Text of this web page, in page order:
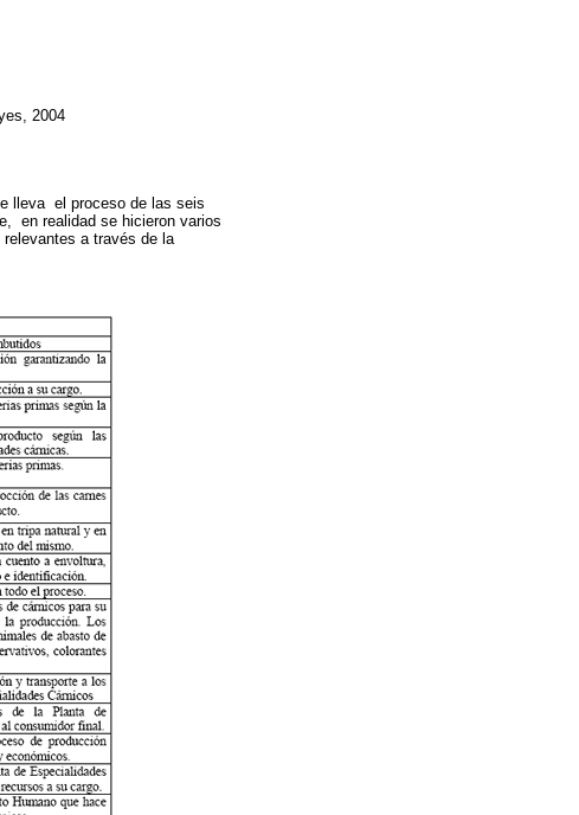
2004
lleva el proceso de las seis
en realidad se hicieron varios
a través de la